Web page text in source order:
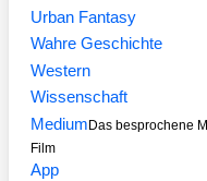
Urban Fantasy
Wahre Geschichte
Western
Wissenschaft
Medium Das besprochene
Film
App